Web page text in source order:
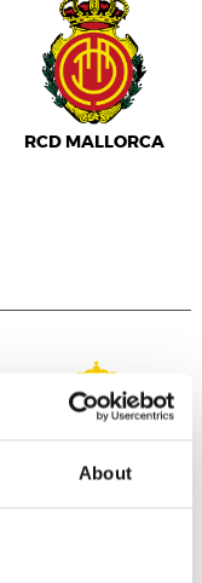
About
RCD MALLORCA